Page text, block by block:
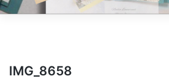
IMG_8658